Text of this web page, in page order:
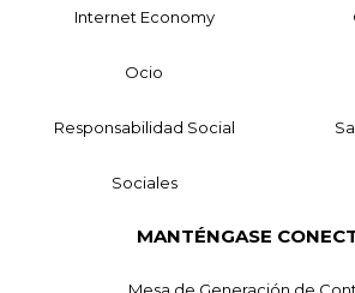
Internet Economy
Ocio
Responsabilidad Social
Sociales
MANTÉNGASE
Mesa de Generación de